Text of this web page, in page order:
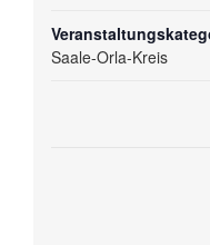
Saale-Orla-Kreis